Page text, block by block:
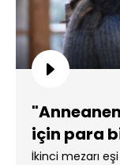
için para
İkinci mezarı